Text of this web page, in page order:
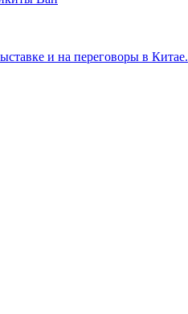
и на переговоры в Китае.